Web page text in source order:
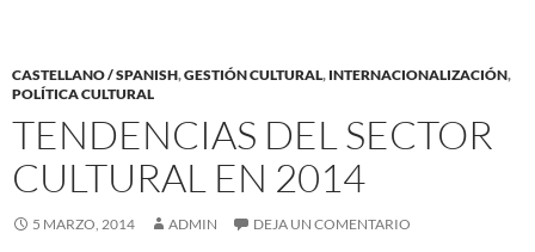
CASTELLANO / SPANISH,GESTIÓN CULTURAL, INTERNACIONALIZACIÓN,
POLÍTICA CULTURAL
TENDENCIAS DEL SECTOR
CULTURAL EN 2014
5 MARZO, 2014 ADMIN DEJA UN COMENTARIO